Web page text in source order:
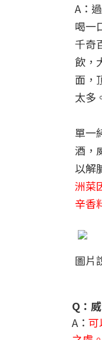
A：
喝一
千奇
飲，
面，
太多
單一
酒，
以解
洲菜
辛香
圖片
Q：
A： 可